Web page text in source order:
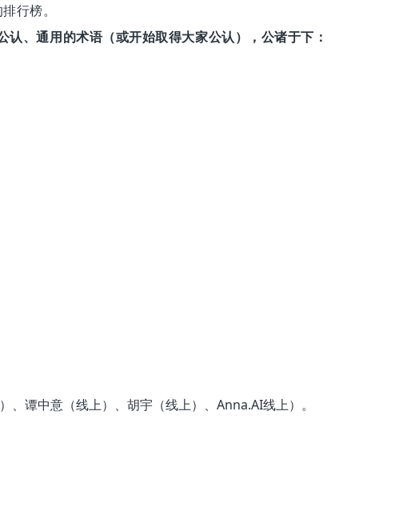
行榜。
、通用的术语（或开始取得大家公认），公诸于下：
谭中意（线上）、胡宇（线上）、Anna.AI线上）。